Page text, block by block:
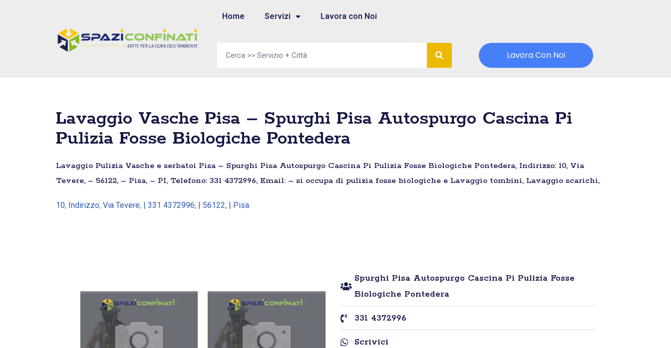
Home Servizi Lavora con Noi
Lavora Con Noi
Lavaggio Vasche Pisa – Spurghi Pisa Autospurgo Cascina Pi
Pulizia Fosse Biologiche Pontedera
Lavaggio Pulizia Vasche e serbatoi Pisa – Spurghi Pisa Autospurgo Cascina Pi Pulizia Fosse Biologiche Pontedera, Indirizzo: 10, Via
Tevere, – 56122, – Pisa, – PI, Telefono: 331 4372996, Email: – si occupa di pulizia fosse biologiche e Lavaggio tombini, Lavaggio scarichi,
10, Indirizzo, Via Tevere, | 331 4372996, | 56122, | Pisa
Spurghi Pisa Autospurgo Cascina Pi Pulizia Fosse
Biologiche Pontedera
331 4372996
Scrivici